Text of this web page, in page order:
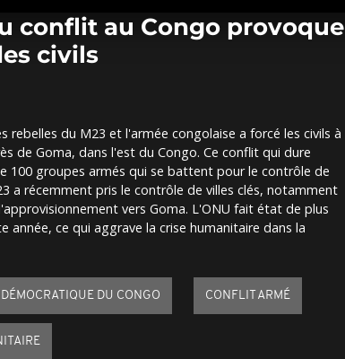
conflit au Congo provoque
civils
rebelles du M23 et l'armée congolaise a forcé les civils à
de Goma, dans l'est du Congo. Ce conflit qui dure
100 groupes armés qui se battent pour le contrôle de
a récemment pris le contrôle de villes clés, notamment
vers Goma. L'ONU fait état de plus
année, ce qui aggrave la crise humanitaire dans la
DU CONGO CONFLIT ARMÉ